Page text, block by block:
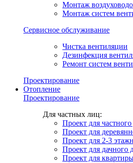
Монтаж
Монтаж систем
Сервисное обслуживание
Чистка вентиляции
Дезинфекция
Ремонт систем
Проектирование
Отопление
Проектирование
Для частных лиц:
Проект для
Проект для
Проект для 2-3
Проект для дачного
Проект для